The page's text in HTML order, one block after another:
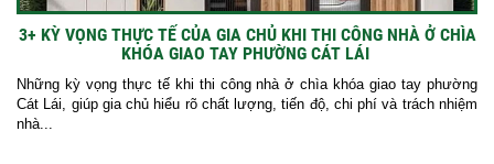
3+ KỲ VỌNG THỰC TẾ CỦA GIA CHỦ KHI THI CÔNG NHÀ Ở CHÌA
KHÓA GIAO TAY PHƯỜNG CÁT LÁI
Những kỳ vọng thực tế khi thi công nhà ở chìa khóa giao tay phường
Cát Lái, giúp gia chủ hiểu rõ chất lượng, tiến độ, chi phí và trách nhiệm
nhà...